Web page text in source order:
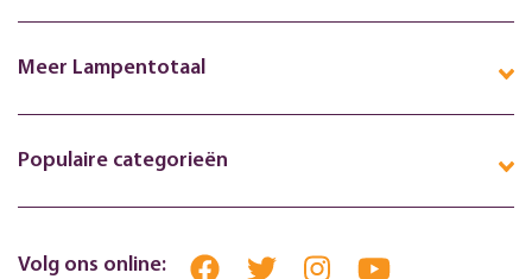
Meer Lampentotaal
Populaire categorieën
Volg ons online: